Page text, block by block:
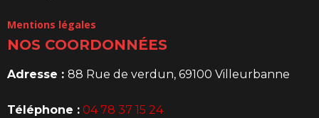
Mentions légales
NOS COORDONNÉES
Adresse : 88 Rue de verdun, 69100 Villeurbanne
Téléphone : 04 78 37 15 24